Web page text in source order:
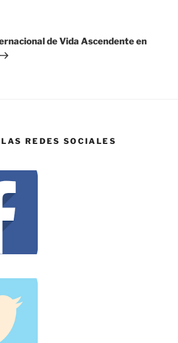
de Vida Ascendente en
REDES SOCIALES